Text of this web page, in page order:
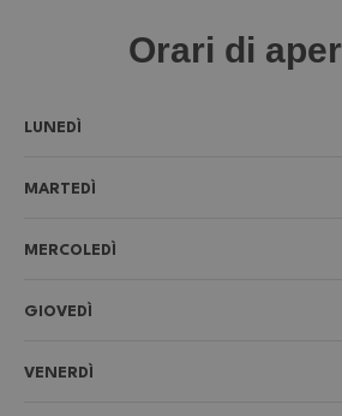
Orari di
LUNEDÌ
MARTEDÌ
MERCOLEDÌ
GIOVEDÌ
VENERDÌ